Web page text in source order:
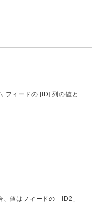
フィードの [ID] 列の値と
値はフィードの「ID2」